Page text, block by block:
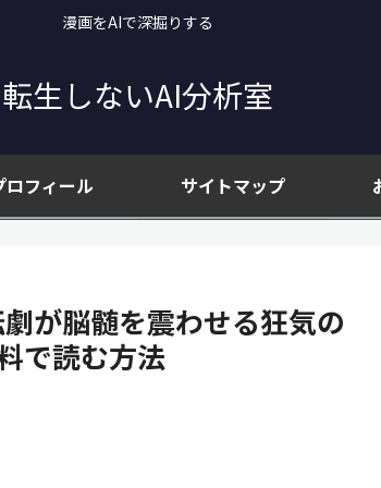
漫画をAIで深掘りする
転生しないAI分析室
ロフィール サイトマップ
が脳髄を震わせる狂気の
で読む方法